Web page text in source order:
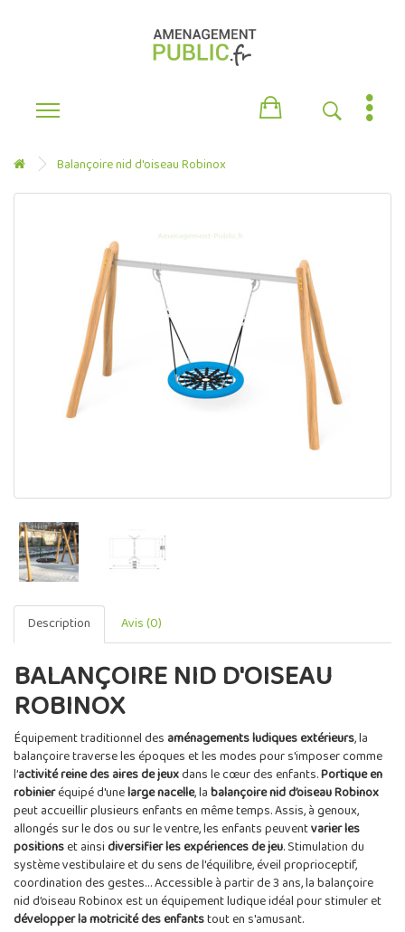
Balançoire nid d'oiseau Robinox
Description Avis (0)
BALANÇOIRE NID D'OISEAU
ROBINOX
Équipement traditionnel des aménagements ludiques extérieurs, la
balançoire traverse les époques et les modes pour s'imposer comme
l’activité reine des aires de jeuxdans le cœur des enfants.Portique en
robinieréquipé d'unelarge nacelle, labalançoire nid d’oiseau Robinox
peut accueillir plusieurs enfants en même temps. Assis, à genoux,
allongés sur le dos ou sur le ventre, les enfants peuventvarier les
positionset ainsidiversifier les expériences de jeu. Stimulation du
système vestibulaire et du sens de l'équilibre, éveil proprioceptif,
coordination des gestes… Accessible à partir de 3 ans, la balançoire
nid d’oiseau Robinox est un équipement ludique idéal pour stimuler et
développer la motricité des enfantstout en s'amusant.